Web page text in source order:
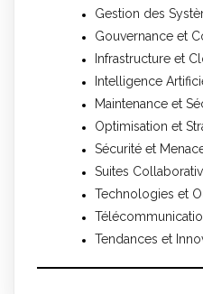
Gestion des
Gouvernance et
Infrastructure et
Intelligence
Maintenance et
Optimisation et
Sécurité et
Suites
Technologies et
Tendances et